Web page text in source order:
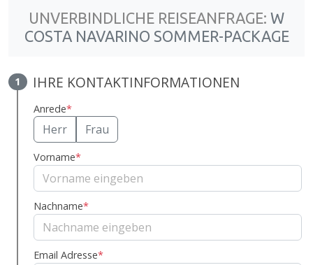
UNVERBINDLICHE REISEANFRAGE: W
COSTA NAVARINO SOMMER-PACKAGE
1 IHRE KONTAKTINFORMATIONEN
Anrede*
Herr Frau
Vorname*
Nachname*
Email Adresse*